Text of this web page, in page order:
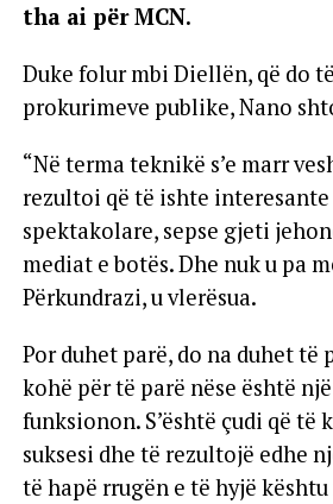
tha ai për MCN.
Duke folur mbi Diellën, që do
prokurimeve publike, Nano
“Në terma teknikë s’e marr
rezultoi që të ishte interesante
spektakolare, sepse gjeti
mediat e botës. Dhe nuk u pa
Përkundrazi, u vlerësua.
Por duhet parë, do na duhet të
kohë për të parë nëse është
funksionon. S’është çudi që të
suksesi dhe të rezultojë edhe
të hapë rrugën e të hyjë